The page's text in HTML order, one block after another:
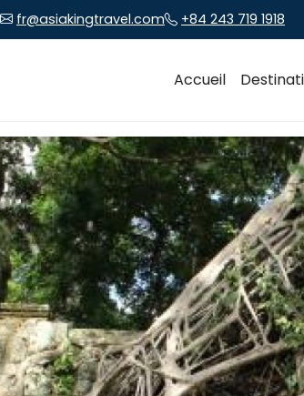
fr@asiakingtravel.com +84 243 719 1918
Accueil